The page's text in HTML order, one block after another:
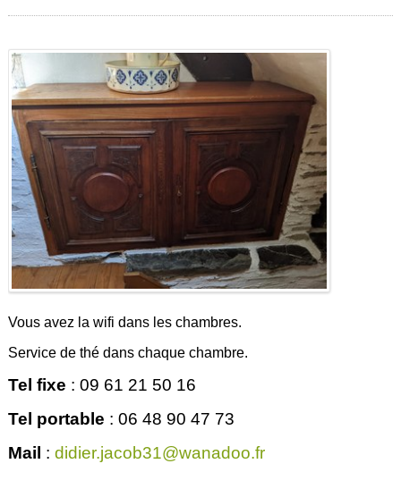
Vous avez la wifi dans les chambres.
Service de thé dans chaque chambre.
Tel fixe : 09 61 21 50 16
Tel portable : 06 48 90 47 73
Mail : didier.jacob31@wanadoo.fr